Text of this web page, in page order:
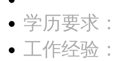
学历要求：
工作经验：